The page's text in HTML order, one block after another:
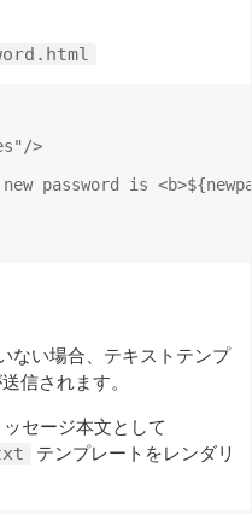
>
password is
ない場合、テキストテンプ
信されます。
セージ本文として
テンプレートをレンダリ